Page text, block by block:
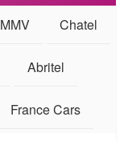
MMV Chatel
Abritel
France Cars